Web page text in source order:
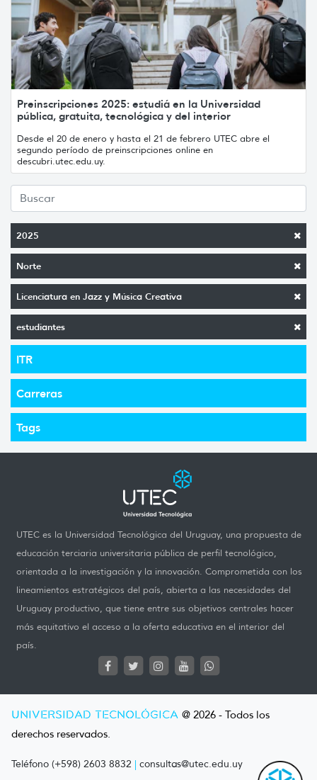
2025
Norte
Licenciatura en Jazz y Música Creativa
estudiantes
ITR
Carreras
Tags
Preinscripciones 2025: estudiá en la Universidad
pública, gratuita, tecnológica y del interior
Desde el 20 de enero y hasta el 21 de febrero UTEC abre el
segundo período de preinscripciones online en
descubri.utec.edu.uy.
UTEC es la Universidad Tecnológica del Uruguay, una propuesta de
educación terciaria universitaria pública de perfil tecnológico,
orientada a la investigación y la innovación. Comprometida con los
lineamientos estratégicos del país, abierta a las necesidades del
Uruguay productivo, que tiene entre sus objetivos centrales hacer
más equitativo el acceso a la oferta educativa en el interior del
país.
UNIVERSIDAD TECNOLÓGICA @ 2026 - Todos los
derechos reservados.
Teléfono (+598) 2603 8832 | consultas@utec.edu.uy